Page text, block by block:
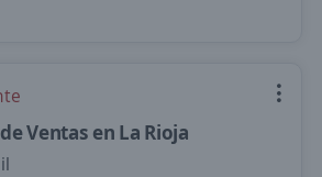
Ventas en La Rioja